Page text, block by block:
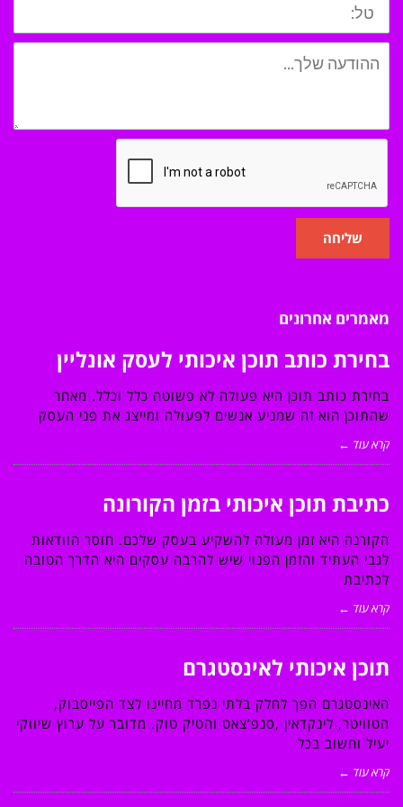
שליחה
מאמרים אחרונים
בחירת כותב תוכן איכותי לעסק אונליין
בחירת כותב תוכן היא פעולה לא פשוטה כלל וכלל. מאחר
שהתוכן הוא זה שמניע אנשים לפעולה ומייצג את פני העסק
קרא עוד ←
כתיבת תוכן איכותי בזמן הקורונה
הקורנה היא זמן מעולה להשקיע בעסק שלכם. חוסר הוודאות
לגבי העתיד והזמן הפנוי שיש להרבה עסקים היא הדרך הטובה
לכתיבת
קרא עוד ←
תוכן איכותי לאינסטגרם
האינסטגרם הפך לחלק בלתי נפרד מחיינו לצד הפייסבוק,
הטוויטר, לינקדאין ,סנפ’צאט והטיק טוק. מדובר על ערוץ שיווקי
יעיל וחשוב בכל
קרא עוד ←